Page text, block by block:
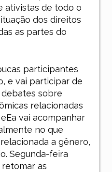
ativistas de todo o
dos direitos
as partes do
participantes
e vai participar de
sobre
relacionadas
vai acompanhar
no que
a gênero,
Segunda-feira
as